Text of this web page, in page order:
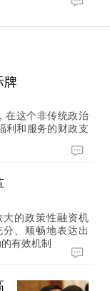
牌
在这个非传统政治
利和服务的财政支
的政策性融资机
、顺畅地表达出
有效机制